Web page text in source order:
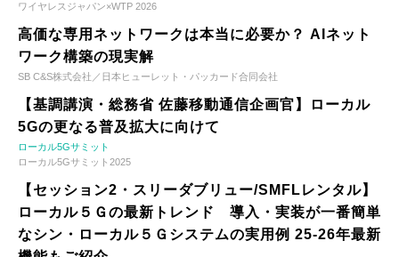
ワイヤレスジャパン×WTP 2026
高価な専用ネットワークは本当に必要か？ AIネット
ワーク構築の現実解
SB C&S株式会社／日本ヒューレット・パッカード合同会社
【基調講演・総務省 佐藤移動通信企画官】ローカル
5Gの更なる普及拡大に向けて
ローカル5Gサミット
ローカル5Gサミット2025
【セッション2・スリーダブリュー/SMFLレンタル】
ローカル５Ｇの最新トレンド 導入・実装が一番簡単
なシン・ローカル５Ｇシステムの実用例 25-26年最新